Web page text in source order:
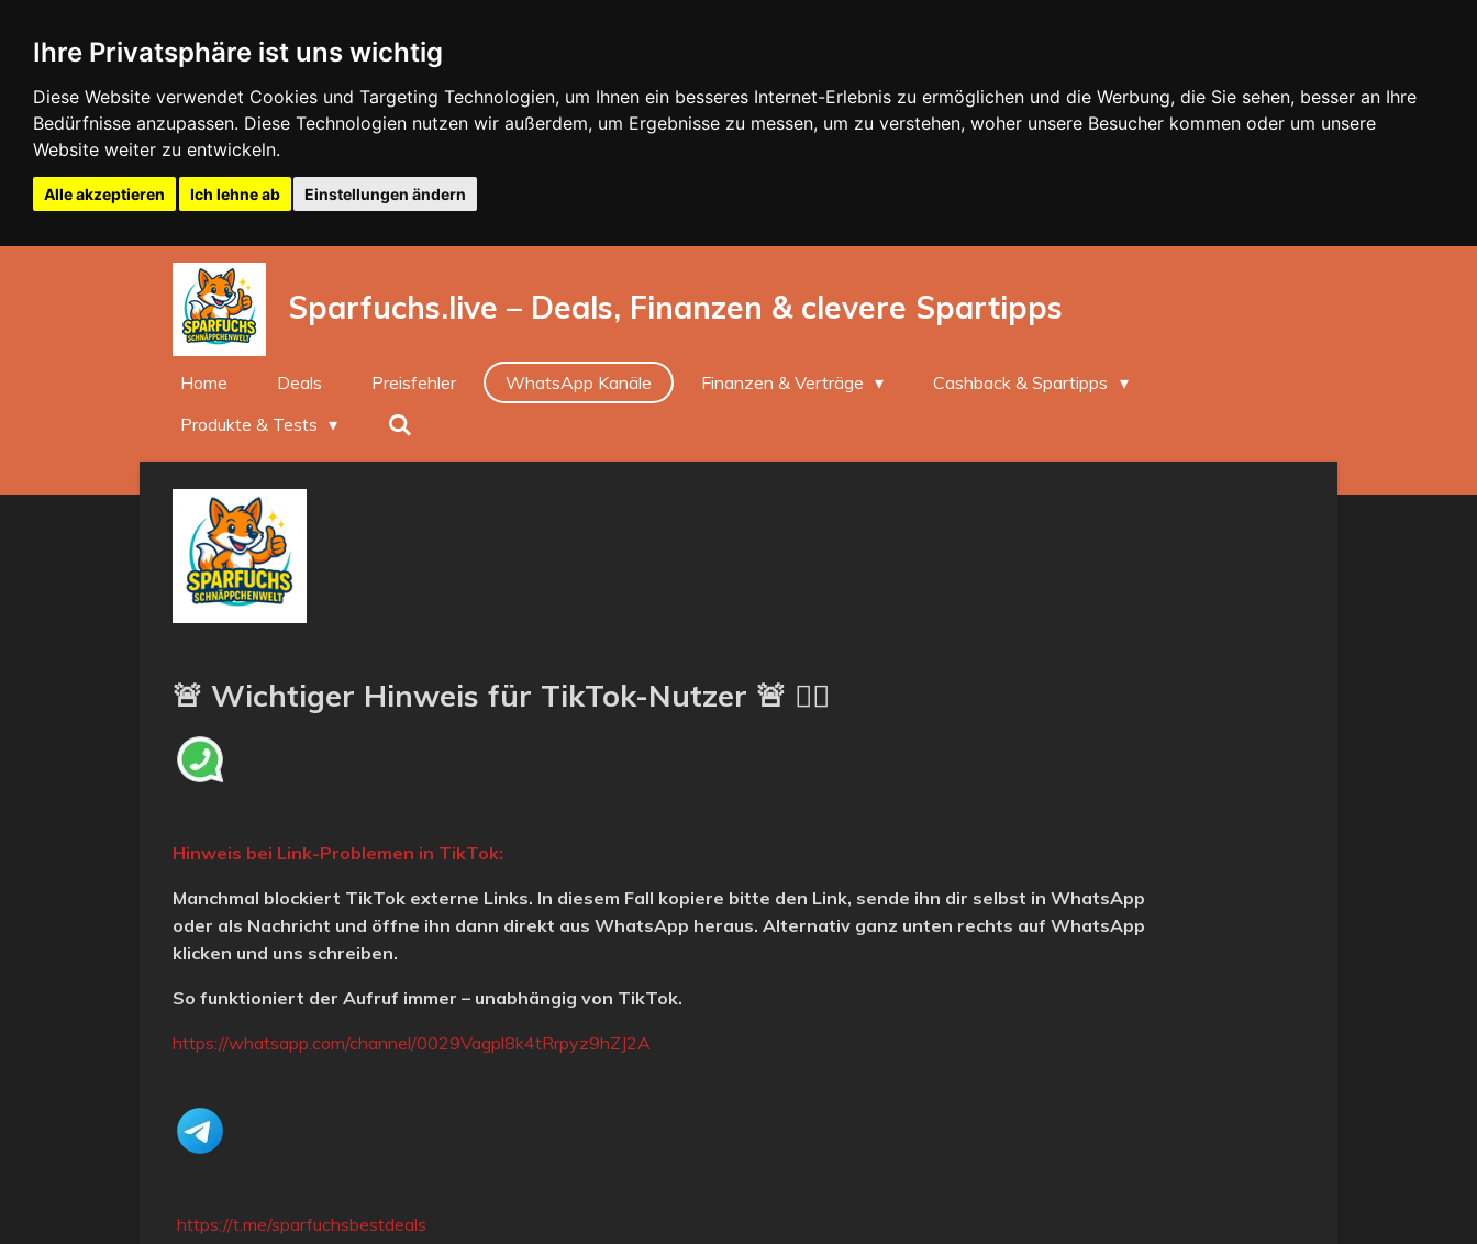
Ihre Privatsphäre ist uns wichtig
Diese Website verwendet Cookies und Targeting Technologien, um Ihnen ein besseres Internet-Erlebnis zu ermöglichen und die Werbung, die Sie sehen, besser an Ihre
Bedürfnisse anzupassen. Diese Technologien nutzen wir außerdem, um Ergebnisse zu messen, um zu verstehen, woher unsere Besucher kommen oder um unsere
Website weiter zu entwickeln.
Alle akzeptieren Ich lehne ab Einstellungen ändern
Hauptinhalt
Sparfuchs.live – Deals, Finanzen & clevere Spartipps
Home Deals Preisfehler WhatsApp Kanäle Finanzen & Verträge
Cashback & Spartipps
Produkte & Tests
🚨 Wichtiger Hinweis für TikTok-Nutzer 🚨 👇🏽
Hinweis bei Link-Problemen in TikTok:
Manchmal blockiert TikTok externe Links. In diesem Fall kopiere bitte den Link, sende ihn dir selbst in WhatsApp
oder als Nachricht und öffne ihn dann direkt aus WhatsApp heraus. Alternativ ganz unten rechts auf WhatsApp
klicken und uns schreiben.
So funktioniert der Aufruf immer – unabhängig von TikTok.
https://whatsapp.com/channel/0029Vagpl8k4tRrpyz9hZJ2A
https://t.me/sparfuchsbestdeals